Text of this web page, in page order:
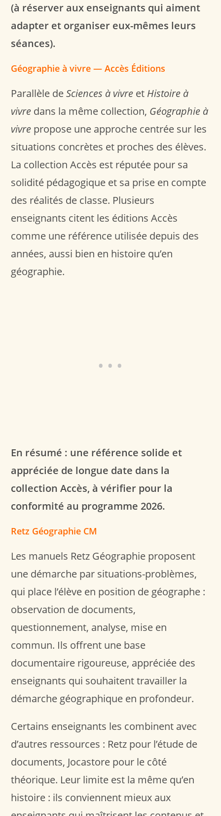
(à réserver aux enseignants qui aiment
adapter et organiser eux-mêmes leurs
séances).
Géographie à vivre — Accès Éditions
Parallèle deSciences à vivre et Histoire à
vivre dans la même collection, Géographie à
vivre propose une approche centrée sur les
situations concrètes et proches des élèves.
La collection Accès est réputée pour sa
solidité pédagogique et sa prise en compte
des réalités de classe. Plusieurs
enseignants citent les éditions Accès
comme une référence utilisée depuis des
années, aussi bien en histoire qu’en
géographie.
En résumé : une référence solide et
appréciée de longue date dans la
collection Accès, à vérifier pour la
conformité au programme 2026.
Retz Géographie CM
Les manuels Retz Géographie proposent
une démarche par situations-problèmes,
qui place l’élève en position de géographe :
observation de documents,
questionnement, analyse, mise en
commun. Ils offrent une base
documentaire rigoureuse, appréciée des
enseignants qui souhaitent travailler la
démarche géographique en profondeur.
Certains enseignants les combinent avec
d’autres ressources : Retz pour l’étude de
documents, Jocastore pour le côté
théorique. Leur limite est la même qu’en
histoire : ils conviennent mieux aux